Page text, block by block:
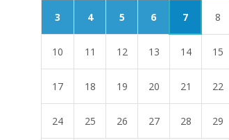
3 4 5 6 7 8
10 11 12 13 14 15
17 18 19 20 21 22
24 25 26 27 28 29